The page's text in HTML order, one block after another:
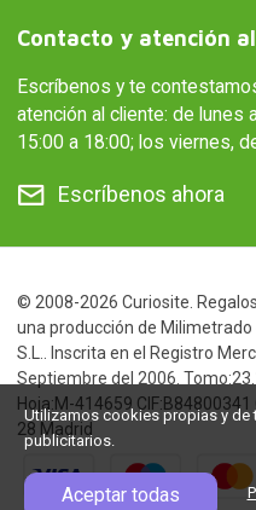
Contacto y atención
Escríbenos y te
atención al cliente: de lunes
15:00 a 18:00; los viernes,
Escríbenos ahora
© 2008-2026 Curiosite.
una producción de
S.L.. Inscrita en el Registro
Septiembre del 2006.
Hoja:M-414659
28 Madrid
Utilizamos cookies propias y de
publicitarios.
Aceptar todas